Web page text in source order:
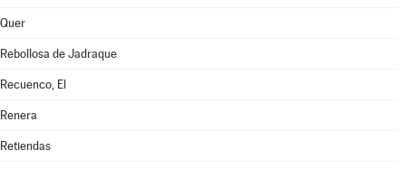
Quer
Rebollosa de Jadraque
Recuenco, El
Renera
Retiendas